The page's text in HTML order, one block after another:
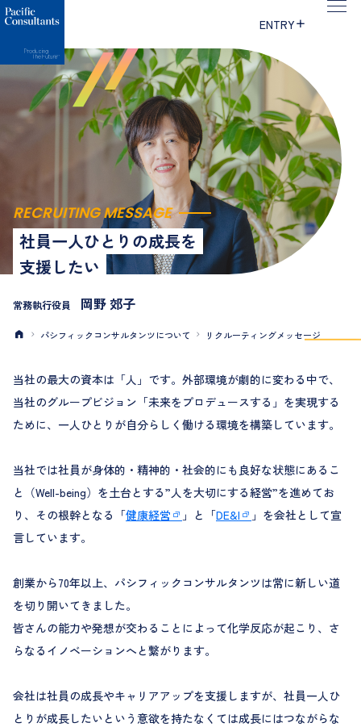
本文へ移動
サイトメニューへ移動
ENTRY
RECRUITING MESSAGE
社員一人ひとりの成長を
支援したい
常務執行役員 岡野 郊子
パシフィックコンサルタンツについて リクルーティングメッセージ
当社の最大の資本は「人」です。外部環境が劇的に変わる中で、
当社のグループビジョン「未来をプロデュースする」を実現する
ために、一人ひとりが自分らしく働ける環境を構築しています。
当社では社員が身体的・精神的・社会的にも良好な状態にあるこ
と（Well-being）を土台とする”人を大切にする経営”を進めてお
り、その根幹となる「健康経営 」と「DE&I
」を会社として宣
言しています。
創業から70年以上、パシフィックコンサルタンツは常に新しい道
を切り開いてきました。
皆さんの能力や発想が交わることによって化学反応が起こり、さ
らなるイノベーションへと繋がります。
会社は社員の成長やキャリアアップを支援しますが、社員一人ひ
とりが成長したいという意欲を持たなくては成長にはつながらな